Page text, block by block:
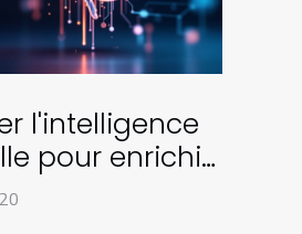
l'intelligence
pour enrichir
web